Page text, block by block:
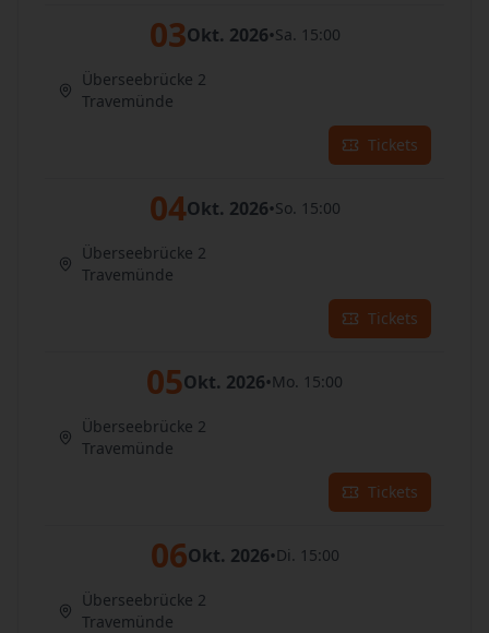
03Okt. 2026•Sa. 15:00
Überseebrücke 2
Travemünde
Tickets
04Okt. 2026•So. 15:00
Überseebrücke 2
Travemünde
Tickets
05Okt. 2026•Mo. 15:00
Überseebrücke 2
Travemünde
Tickets
06Okt. 2026•Di. 15:00
Überseebrücke 2
Travemünde